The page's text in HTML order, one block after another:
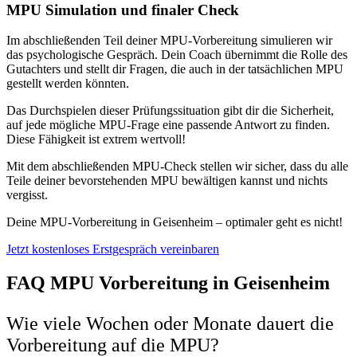
MPU Simulation und finaler Check
Im abschließenden Teil deiner MPU-Vorbereitung simulieren wir
das psychologische Gespräch. Dein Coach übernimmt die Rolle des
Gutachters und stellt dir Fragen, die auch in der tatsächlichen MPU
gestellt werden könnten.
Das Durchspielen dieser Prüfungssituation gibt dir die Sicherheit,
auf jede mögliche MPU-Frage eine passende Antwort zu finden.
Diese Fähigkeit ist extrem wertvoll!
Mit dem abschließenden MPU-Check stellen wir sicher, dass du alle
Teile deiner bevorstehenden MPU bewältigen kannst und nichts
vergisst.
Deine MPU-Vorbereitung in Geisenheim – optimaler geht es nicht!
Jetzt kostenloses Erstgespräch vereinbaren
FAQ MPU Vorbereitung in Geisenheim
Wie viele Wochen oder Monate dauert die
Vorbereitung auf die MPU?